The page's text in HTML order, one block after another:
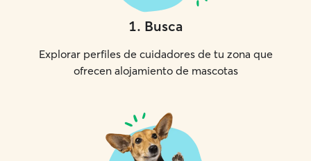
1. Busca
Explorar perfiles de cuidadores de tu zona que
ofrecen alojamiento de mascotas